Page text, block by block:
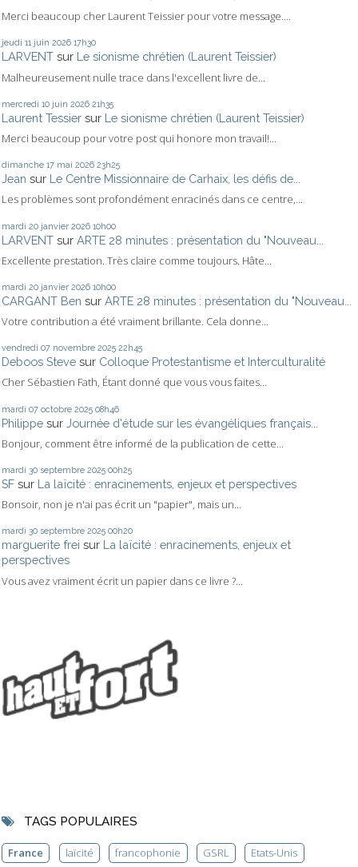
Merci beaucoup cher Laurent Teissier pour votre message....
jeudi 11 juin 2026 17h30
LARVENT sur Le sionisme chrétien (Laurent Teissier)
Malheureusement nulle trace dans l'excellent livre de...
mercredi 10 juin 2026 21h35
Laurent Tessier sur Le sionisme chrétien (Laurent Teissier)
Merci beaucoup pour votre post qui honore mon travail!...
dimanche 17 mai 2026 23h25
Jean sur Le Centre Missionnaire de Carhaix, les défis de...
Les problèmes sont profondément enracinés dans ce centre,...
mardi 20 janvier 2026 10h00
LARVENT sur ARTE 28 minutes : présentation du "Nouveau...
Excellente prestation. Très claire comme toujours. Hâte...
mardi 20 janvier 2026 10h00
CARGANT Ben sur ARTE 28 minutes : présentation du "Nouveau...
Votre contribution a été vraiment brillante. Cela donne...
vendredi 07 novembre 2025 22h45
Deboos Steve sur Colloque Protestantisme et Interculturalité
Cher Sébastien Fath, Étant donné que vous vous faites...
mardi 07 octobre 2025 08h46
Philippe sur Journée d'étude sur les évangéliques français...
Bonjour, comment être informé de la publication de cette...
mardi 30 septembre 2025 00h25
SF sur La laïcité : enracinements, enjeux et perspectives
Bonsoir, non je n'ai pas écrit un "papier", mais un...
mardi 30 septembre 2025 00h20
marguerite frei sur La laïcité : enracinements, enjeux et
perspectives
Vous avez vraiment écrit un papier dans ce livre ?...
TAGS POPULAIRES
France laïcité francophonie GSRL
Etats-Unis